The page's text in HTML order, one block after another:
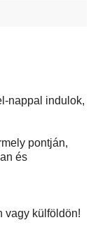
nappal indulok,
pontján,
és
vagy külföldön!